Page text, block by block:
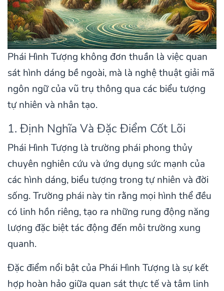
Phái Hình Tượng không đơn thuần là việc quan
sát hình dáng bề ngoài, mà là nghệ thuật giải mã
ngôn ngữ của vũ trụ thông qua các biểu tượng
tự nhiên và nhân tạo.
1. Định Nghĩa Và Đặc Điểm Cốt Lõi
Phái Hình Tượng là trường phái phong thủy
chuyên nghiên cứu và ứng dụng sức mạnh của
các hình dáng, biểu tượng trong tự nhiên và đời
sống. Trường phái này tin rằng mọi hình thể đều
có linh hồn riêng, tạo ra những rung động năng
lượng đặc biệt tác động đến môi trường xung
quanh.
Đặc điểm nổi bật của Phái Hình Tượng là sự kết
hợp hoàn hảo giữa quan sát thực tế và tâm linh